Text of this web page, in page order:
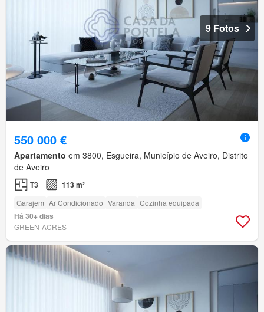
9 Fotos
550 000 €
Apartamento em 3800, Esgueira, Município de Aveiro, Distrito
de Aveiro
T3 113 m²
Garajem Ar Condicionado Varanda Cozinha equipada
Há 30+ dias
GREEN-ACRES